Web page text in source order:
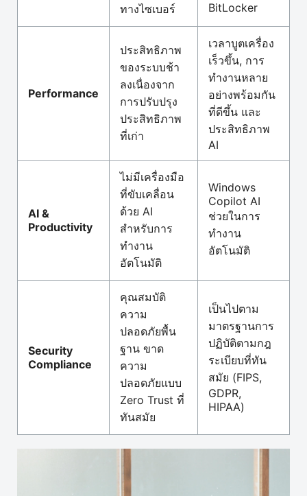
ทางไซเบอร์
BitLocker
Performance
ประสิทธิภาพ
ของระบบช้า
ลงเนื่องจาก
การปรับปรุง
ประสิทธิภาพ
ที่เก่า
เวลาบูตเครื่อง
เร็วขึ้น, การ
ทำงานหลาย
อย่างพร้อมกัน
ที่ดีขึ้น และ
ประสิทธิภาพ
AI
AI &
Productivity
ไม่มีเครื่องมือ
ที่ขับเคลื่อน
ด้วย AI
สำหรับการ
ทำงาน
อัตโนมัติ
Windows
Copilot AI
ช่วยในการ
ทำงาน
อัตโนมัติ
Security
Compliance
คุณสมบัติ
ความ
ปลอดภัยพื้น
ฐาน ขาด
ความ
ปลอดภัยแบบ
Zero Trust ที่
ทันสมัย
เป็นไปตาม
มาตรฐานการ
ปฏิบัติตามกฎ
ระเบียบที่ทัน
สมัย (FIPS,
GDPR,
HIPAA)